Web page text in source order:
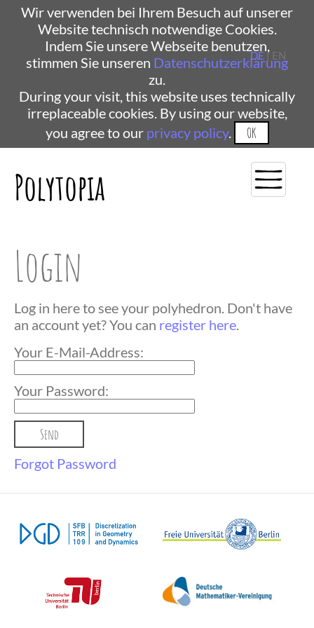
Wir verwenden bei Ihrem Besuch auf unserer
Website technisch notwendige Cookies.
Indem Sie unsere Webseite benutzen,
stimmen Sie unseren Datenschutzerklärung
zu.
During your visit, this website uses technically
irreplaceable cookies. By using our website,
you agree to our privacy policy. OK
Polytopia
DE| EN
Login
Log in here to see your polyhedron. Don't have
an account yet? You can register here.
Your E-Mail-Address:
Your Password:
Forgot Password